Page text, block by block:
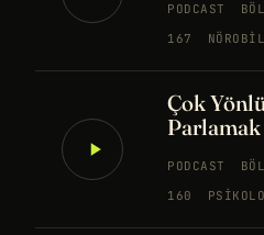
PODCAST
167
Çok
Parlamak
PODCAST
160